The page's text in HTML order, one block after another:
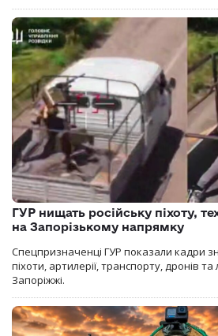
ГУР нищать російську піхоту,
на Запорізькому напрямку
Спецпризначенці ГУР показали кадри
піхоти, артилерії, транспорту, дронів та
Запоріжжі.